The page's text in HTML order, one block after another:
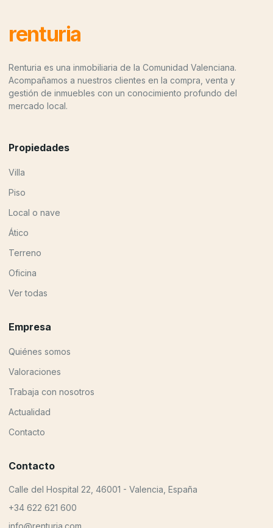
renturia
Renturia es una inmobiliaria de la Comunidad Valenciana.
Acompañamos a nuestros clientes en la compra, venta y
gestión de inmuebles con un conocimiento profundo del
mercado local.
Propiedades
Villa
Piso
Local o nave
Ático
Terreno
Oficina
Ver todas
Empresa
Quiénes somos
Valoraciones
Trabaja con nosotros
Actualidad
Contacto
Contacto
Calle del Hospital 22, 46001 - Valencia, España
+34 622 621 600
info@renturia.com